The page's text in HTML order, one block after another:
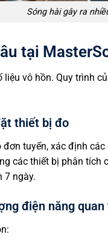
Sóng hài gây ra
tại
vô hồn. Quy trình
thiết bị đo
tuyến, xác định
các thiết bị phân tích
7 ngày.
điện năng quan